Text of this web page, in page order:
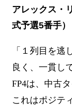
アレックス・
式予選5番手）
「１列目を逃
良く、一貫し
FP4は、中古
これはポジテ